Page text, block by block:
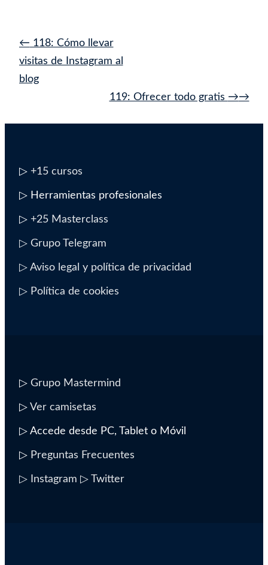
Navegación
de
entrada
← 118: Cómo llevar
visitas de Instagram al
blog
119: Ofrecer todo gratis
→
▷ +15 cursos
▷ Herramientas profesionales
▷ +25 Masterclass
▷ Grupo Telegram
▷ Aviso legal y política de privacidad
▷ Política de cookies
▷ Grupo Mastermind
▷ Ver camisetas
▷ Accede desde PC, Tablet o Móvil
▷ Preguntas Frecuentes
▷ Instagram ▷ Twitter